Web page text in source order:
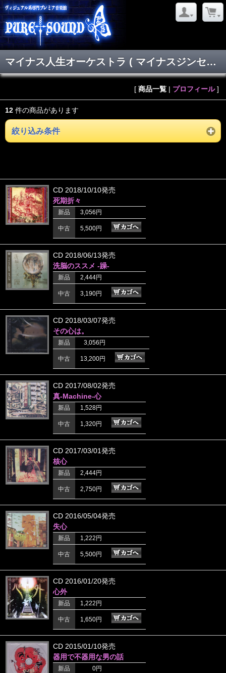
マイナス人生オーケストラ ( マイナスジンセイオーケストラ )
[ 商品一覧 | プロフィール]
12 件の商品があります
絞り込み条件
CD 2018/10/10発売
死期折々
新品 3,056円
中古 5,500円
CD 2018/06/13発売
洗脳のススメ -躁-
新品 2,444円
中古 3,190円
CD 2018/03/07発売
その心は。
新品 3,056円
中古 13,200円
CD 2017/08/02発売
真-Machine-心
新品 1,528円
中古 1,320円
CD 2017/03/01発売
核心
新品 2,444円
中古 2,750円
CD 2016/05/04発売
失心
新品 1,222円
中古 5,500円
CD 2016/01/20発売
心外
新品 1,222円
中古 1,650円
CD 2015/01/10発売
器用で不器用な男の話
新品 0円